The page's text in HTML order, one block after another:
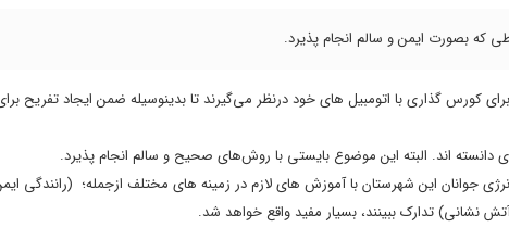
که بصورت ایمن و سالم انجام پذیرد.
کورس گذاری با اتومبیل های خود درنظر می‌گیرند تا بدینوسیله ضمن ایجاد تفریح
دانسته اند. البته این موضوع بایستی با روش‌های صحیح و سالم انجام پذیرد.
جوانان این شهرستان با آموزش های لازم در زمینه های مختلف ازجمله؛ (رانندگی